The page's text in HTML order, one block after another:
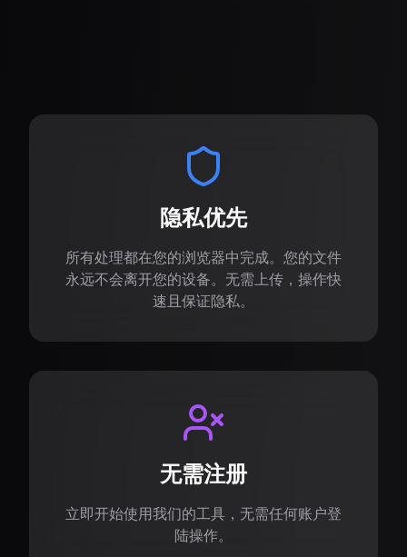
主要特点
隐私优先
所有处理都在您的浏览器中完成。您的文件
永远不会离开您的设备。无需上传，操作快
速且保证隐私。
无需注册
立即开始使用我们的工具，无需任何账户登
陆操作。